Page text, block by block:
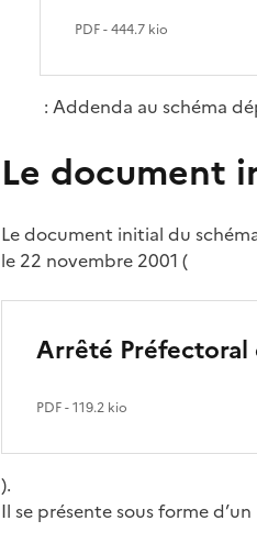
PDF- 444.7 kio
: Addenda au schéma
Le document
Le document initial du
le 22 novembre 2001 (
Arrêté Préfectoral
PDF- 119.2 kio
).
Il se présente sous forme d’un